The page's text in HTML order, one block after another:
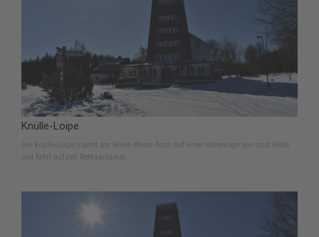
Knülle-Loipe
Die Knülle-Loipe startet am Rhein-Weser-Turm auf einer Höhenlage von rund 650m
und führt auf den Rothaarkamm.